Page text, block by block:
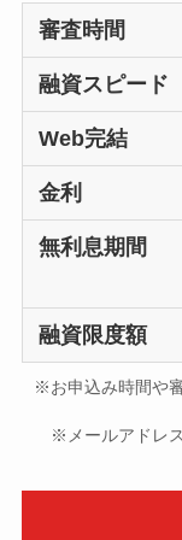
審査時間
融資スピード
Web完結
金利
無利息期間
融資限度額
※お申込み時間や
※メールアドレ